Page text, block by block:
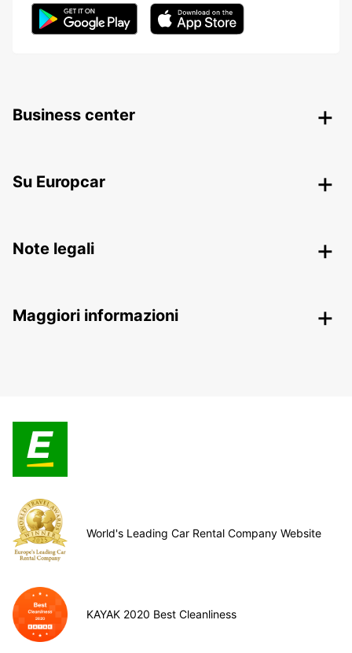
Business center
Su Europcar
Note legali
Maggiori informazioni
World's Leading Car Rental Company Website
KAYAK 2020 Best Cleanliness